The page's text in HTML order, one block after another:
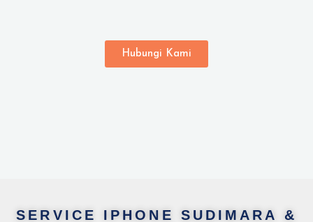
Hubungi Kami
SERVICE IPHONE SUDIMARA &